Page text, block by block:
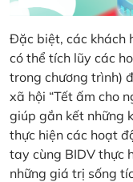
Đặc biệt, các khách
có thể tích lũy các
trong chương trình)
xã hội “Tết ấm cho
giúp gắn kết những
thực hiện các hoạt
tay cùng BIDV thực
những giá trị sống